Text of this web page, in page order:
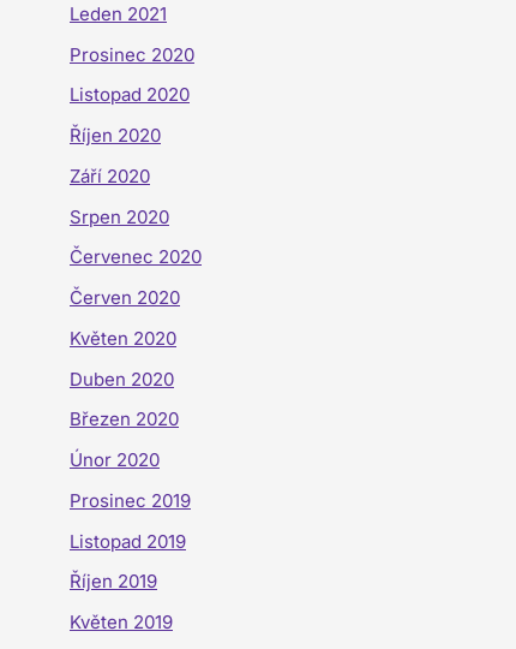
Leden 2021
Prosinec 2020
Listopad 2020
Říjen 2020
Září 2020
Srpen 2020
Červenec 2020
Červen 2020
Květen 2020
Duben 2020
Březen 2020
Únor 2020
Prosinec 2019
Listopad 2019
Říjen 2019
Květen 2019